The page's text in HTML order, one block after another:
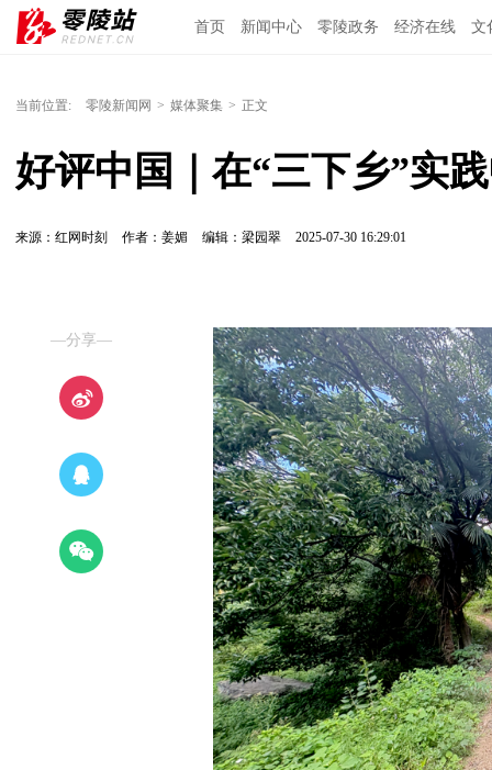
首页 新闻中心 零陵政务 经济在线 文
当前位置: 零陵新闻网 > 媒体聚集 > 正文
好评中国｜在“三下乡”实
来源：红网时刻 作者：姜媚 编辑：梁园翠 2025-07-30 16:29:01
—分享—